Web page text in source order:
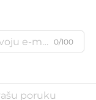
0/100